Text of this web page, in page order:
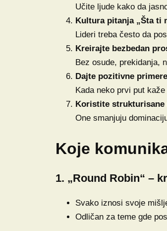
Učite ljude kako da
Kultura pitanja „Šta ti
Lideri treba često da
Kreirajte bezbedan
Bez osude, prekidanja,
Dajte pozitivne
Kada neko prvi put
Koristite
One smanjuju
Koje
1. „Round Robin“ –
Svako iznosi svoje
Odličan za teme gde